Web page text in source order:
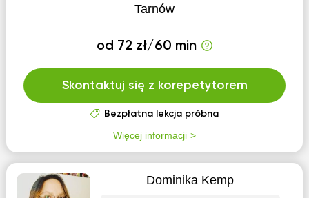
Tarnów
od 72 zł/60 min
Skontaktuj się z korepetytorem
Bezpłatna lekcja próbna
Więcej informacji
Dominika Kemp